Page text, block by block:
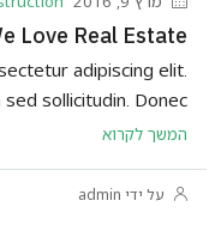
Love Real Estate
adipiscing elit.
sollicitudin. Donec...
המשך לקרוא
על ידי admin